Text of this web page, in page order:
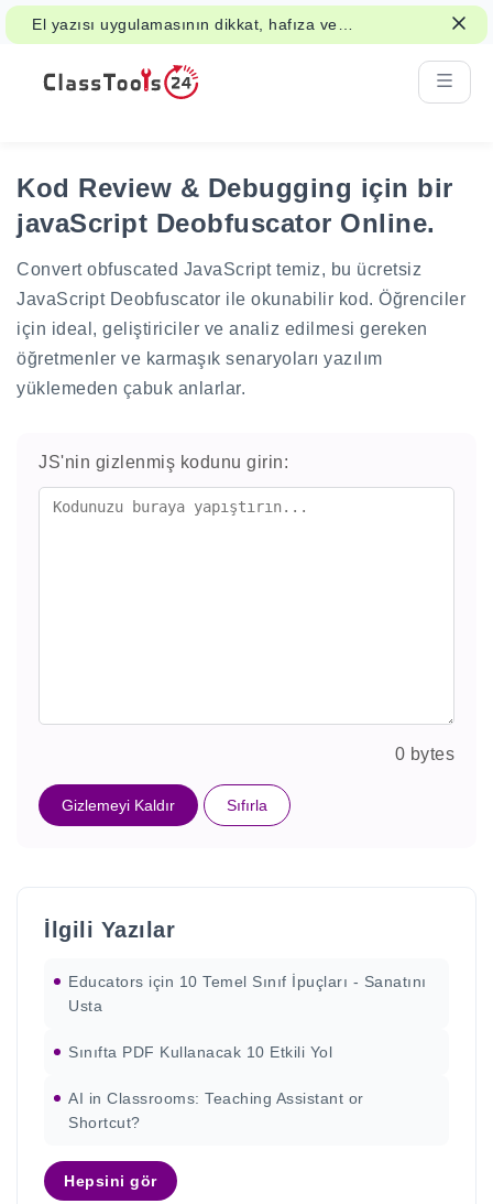
El yazısı uygulamasının dikkat, hafıza ve
öğrenmeyi nasıl destekleyebileceğini
okuyun.
Kod Review & Debugging için bir
javaScript Deobfuscator Online.
Convert obfuscated JavaScript temiz, bu ücretsiz
JavaScript Deobfuscator ile okunabilir kod. Öğrenciler
için ideal, geliştiriciler ve analiz edilmesi gereken
öğretmenler ve karmaşık senaryoları yazılım
yüklemeden çabuk anlarlar.
JS'nin gizlenmiş kodunu girin:
Gizlemeyi Kaldır Sıfırla
0 bytes
İlgili Yazılar
Educators için 10 Temel Sınıf İpuçları - Sanatını
Usta
Sınıfta PDF Kullanacak 10 Etkili Yol
AI in Classrooms: Teaching Assistant or
Shortcut?
Hepsini gör